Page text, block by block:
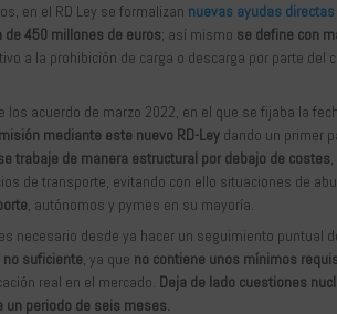
en el RD Ley se formalizan nuevas ayudas
450 millones de euros; así mismo se define con
a la prohibición de carga o descarga por parte del
los acuerdo de marzo 2022, en el que se fijaba la
mediante este nuevo RD-Ley dando un primer
trabaje de manera estructural por debajo de costes
de transporte, evitando con ello situaciones de
, autónomos y pymes en su mayoría.
necesario desde ya hacer un seguimiento puntual
suficiente, ya que no contiene unos mínimos
real en el mercado. Deja de lado cuestiones
periodo de seis meses.